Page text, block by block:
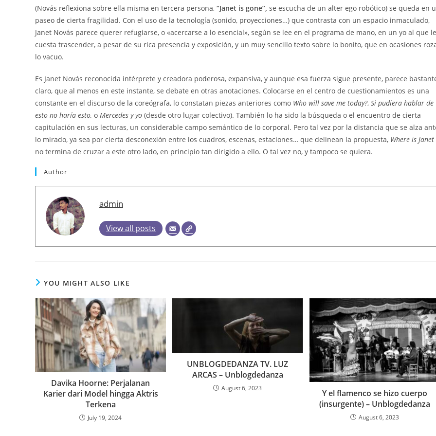
(Novás reflexiona sobre ella misma en tercera persona, “Janet is gone”, se escucha de un alter ego robótico) se queda en
paseo de cierta fragilidad. Con el uso de la tecnología (sonido, proyecciones…) que contrasta con un espacio inmaculado,
Janet Novás parece querer refugiarse, o «acercarse a lo esencial», según se lee en el programa de mano, en un yo al que le
cuesta trascender, a pesar de su rica presencia y exposición, y un muy sencillo texto sobre lo bonito, que en ocasiones
lo vacuo.
Es Janet Novás reconocida intérprete y creadora poderosa, expansiva, y aunque esa fuerza sigue presente, parece
claro, que al menos en este instante, se debate en otras anotaciones. Colocarse en el centro de cuestionamientos es una
constante en el discurso de la coreógrafa, lo constatan piezas anteriores como Who will save me today?, Si pudiera hablar de
esto no haría esto, o Mercedes y yo (desde otro lugar colectivo). También lo ha sido la búsqueda o el encuentro de cierta
capitulación en sus lecturas, un considerable campo semántico de lo corporal. Pero tal vez por la distancia que se alza
lo mirado, ya sea por cierta desconexión entre los cuadros, escenas, estaciones… que delinean la propuesta, Where is Janet
no termina de cruzar a este otro lado, en principio tan dirigido a ello. O tal vez no, y tampoco se quiera.
Author
admin
View all posts
YOU MIGHT ALSO LIKE
Davika Hoorne: Perjalanan
Karier dari Model hingga Aktris
Terkena
July 19, 2024
UNBLOGDEDANZA TV. LUZ
ARCAS – Unblogdedanza
August 6, 2023
Y el flamenco se hizo cuerpo
(insurgente) – Unblogdedanza
August 6, 2023